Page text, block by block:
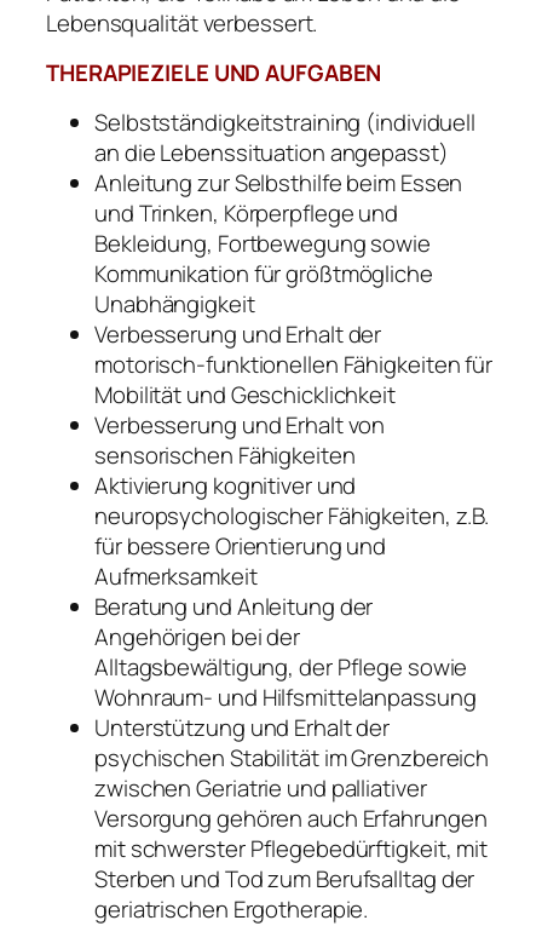
Lebensqualität verbessert.
THERAPIEZIELE UND AUFGABEN
Selbstständigkeitstraining (individuell
an die Lebenssituation angepasst)
Anleitung zur Selbsthilfe beim Essen
und Trinken, Körperpflege und
Bekleidung, Fortbewegung sowie
Kommunikation für größtmögliche
Unabhängigkeit
Verbesserung und Erhalt der
motorisch-funktionellen Fähigkeiten für
Mobilität und Geschicklichkeit
Verbesserung und Erhalt von
sensorischen Fähigkeiten
Aktivierung kognitiver und
neuropsychologischer Fähigkeiten, z.B.
für bessere Orientierung und
Aufmerksamkeit
Beratung und Anleitung der
Angehörigen bei der
Alltagsbewältigung, der Pflege sowie
Wohnraum- und Hilfsmittelanpassung
Unterstützung und Erhalt der
psychischen Stabilität im Grenzbereich
zwischen Geriatrie und palliativer
Versorgung gehören auch Erfahrungen
mit schwerster Pflegebedürftigkeit, mit
Sterben und Tod zum Berufsalltag der
geriatrischen Ergotherapie.